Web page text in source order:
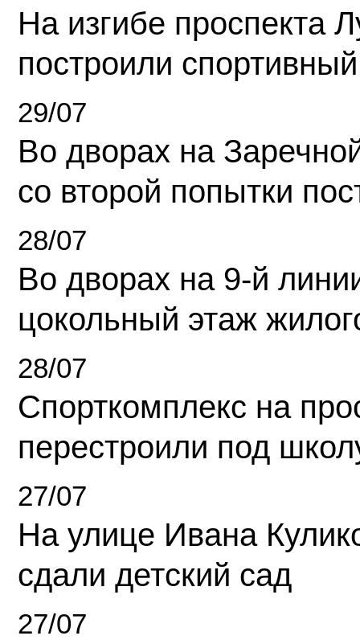
На изгибе проспекта
построили
29/07
Во дворах на
со второй попытки
28/07
Во дворах на 9-й
цокольный этаж
28/07
Спорткомплекс на
перестроили под
27/07
На улице Ивана
сдали детский сад
27/07